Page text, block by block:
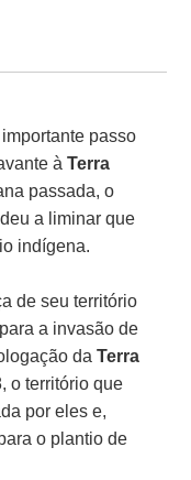
passo
àTerra
passada, o
a liminar que
indígena.
de seu território
a invasão de
daTerra
o território que
por eles e,
o plantio de